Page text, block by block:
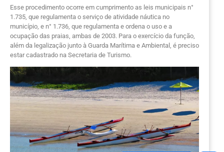
Esse procedimento ocorre em cumprimento as leis municipais n°
1.735, que regulamenta o serviço de atividade náutica no
município, e n° 1.736, que regulamenta e ordena o uso e a
ocupação das praias, ambas de 2003. Para o exercício da função,
além da legalização junto à Guarda Marítima e Ambiental, é preciso
estar cadastrado na Secretaria de Turismo.